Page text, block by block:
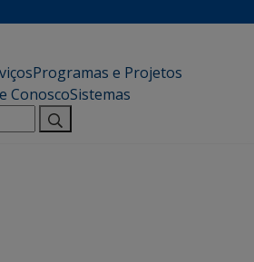
Programas e Projetos
ConoscoSistemas